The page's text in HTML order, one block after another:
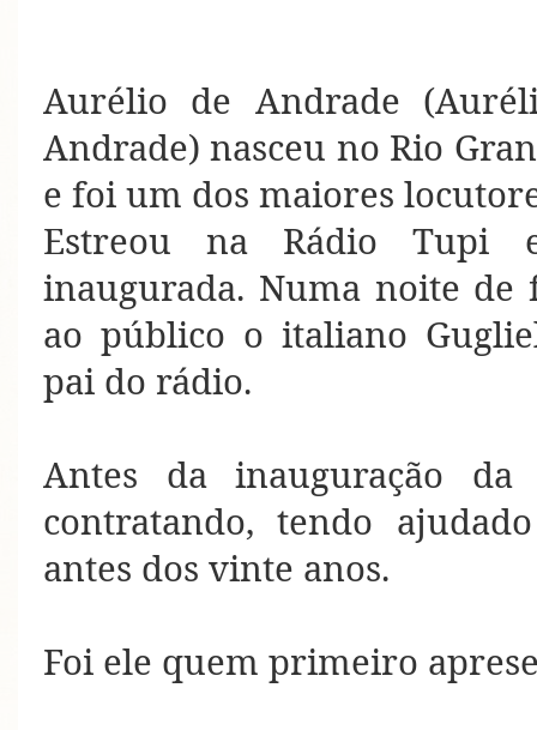
Aurélio de Andrade
Andrade) nasceu no Rio
e foi um dos maiores
Estreou na Rádio Tupi
inaugurada. Numa noite de
ao público o italiano
pai do rádio.
Antes da inauguração
contratando,tendo ajudado
antes dos vinte anos.
Foi ele quem primeiro